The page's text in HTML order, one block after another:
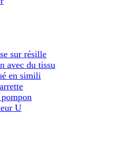
sur résille
avec du tissu
en simili
U